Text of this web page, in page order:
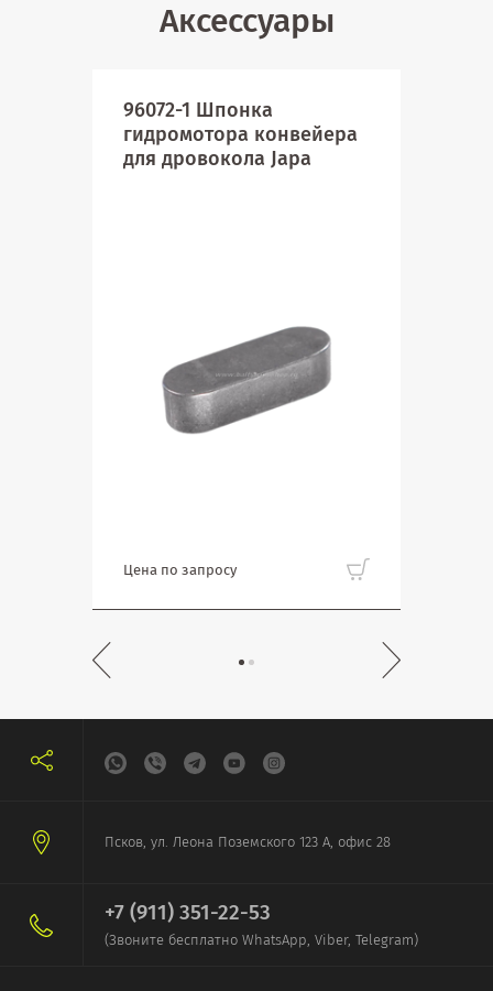
Аксессуары
96072-1 Шпонка
гидромотора конвейера
для дровокола Japa
Цена по запросу
Псков, ул. Леона Поземского 123 А, офис 28
+7 (911) 351-22-53
(Звоните бесплатно WhatsApp, Viber, Telegram)